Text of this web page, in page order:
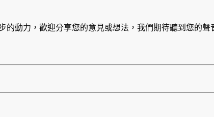
的動力，歡迎分享您的意見或想法，我們期待聽到您的聲